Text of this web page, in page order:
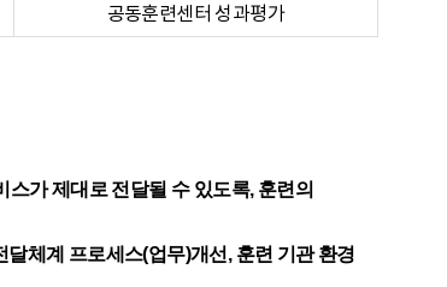
공동훈련센터 성과평가
가 제대로 전달될 수 있도록, 훈련의
체계 프로세스(업무)개선, 훈련 기관 환경